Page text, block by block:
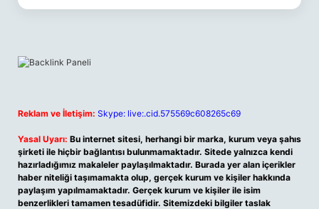
Reklam ve İletişim: Skype: live:.cid.575569c608265c69
Yasal Uyarı: Bu internet sitesi, herhangi bir marka, kurum veya şahıs
şirketi ile hiçbir bağlantısı bulunmamaktadır. Sitede yalnızca kendi
hazırladığımız makaleler paylaşılmaktadır. Burada yer alan içerikler
haber niteliği taşımamakta olup, gerçek kurum ve kişiler hakkında
paylaşım yapılmamaktadır. Gerçek kurum ve kişiler ile isim
benzerlikleri tamamen tesadüfidir. Sitemizdeki bilgiler taslak